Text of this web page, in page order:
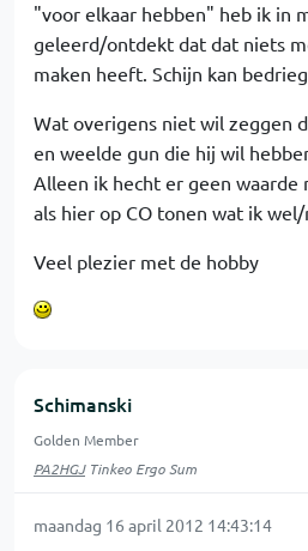
"voor elkaar hebben" heb ik in
geleerd/ontdekt dat dat niets
maken heeft. Schijn kan
Wat overigens niet wil zeggen
en weelde gun die hij wil
Alleen ik hecht er geen waarde
als hier op CO tonen wat ik
Veel plezier met de hobby
Schimanski
Golden Member
PA2HGJTinkeo Ergo Sum
maandag 16 april 2012 14:43:14